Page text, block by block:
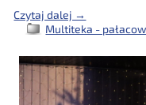
Czytaj dalej →
Multiteka -